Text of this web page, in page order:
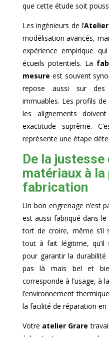
que cette étude soit
Les ingénieurs de l’
modélisation avancés,
expérience empirique
écueils potentiels. La
mesure est souvent
repose aussi sur des
immuables. Les profils
les alignements
exactitude suprême.
représente une étape
De la justesse
matériaux à
fabrication
Un bon engrenage n’est
est aussi fabriqué dans
tort de croire, même s’il
tout à fait légitime,
pour garantir la durabilité
pas là mais bel et
corresponde à l’usage, à
l’environnement
la facilité de réparation en
Votre atelier Grare